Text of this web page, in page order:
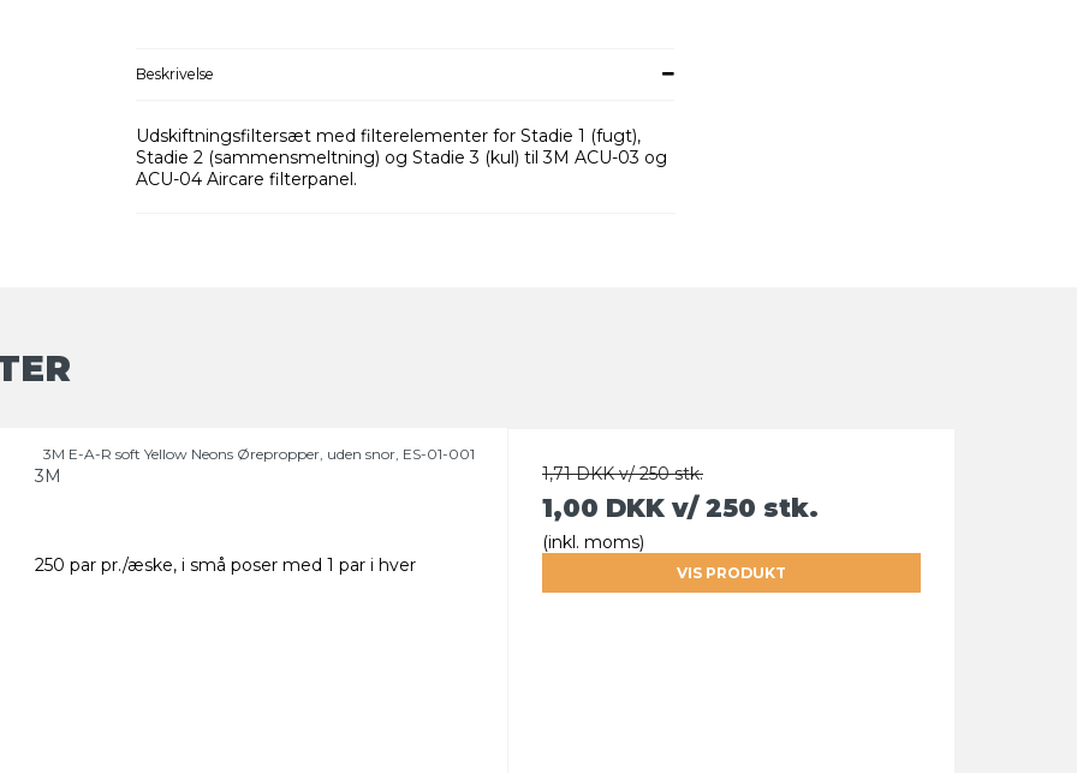
Beskrivelse
Udskiftningsfiltersæt med filterelementer for Stadie 1 (fugt),
Stadie 2 (sammensmeltning) og Stadie 3 (kul) til 3M ACU-03 og
ACU-04 Aircare filterpanel.
3M E-A-R soft Yellow Neons Ørepropper, uden snor, ES-01-001
3M
250 par pr./æske, i små poser med 1 par i hver
1,71 DKK v/ 250 stk.
1,00 DKKv/ 250 stk.
(inkl. moms)
VIS PRODUKT